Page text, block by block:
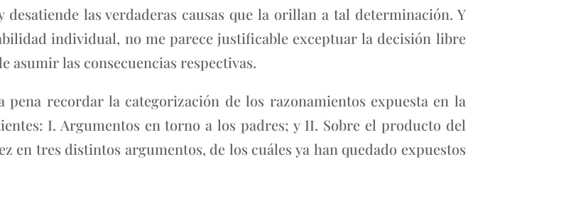
las verdaderas causas que la orillan a tal determinación. Y
individual, no me parece justificable exceptuar la decisión libre
asumir las consecuencias respectivas.
recordar la categorización de los razonamientos expuesta en la
I. Argumentos en torno a los padres; y II. Sobre el producto del
en tres distintos argumentos, de los cuáles ya han quedado expuestos